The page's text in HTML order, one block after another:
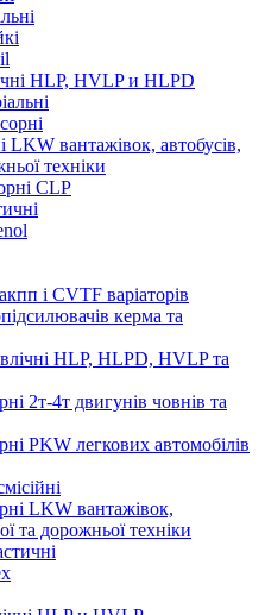
HLP, HVLP и HLPD
вантажівок, автобусів,
техніки
CLP
і CVTF варіаторів
керма та
HLP, HLPD, HVLP та
2т-4т двигунів човнів та
PKW легкових автомобілів
LKW вантажівок,
та дорожньої техніки